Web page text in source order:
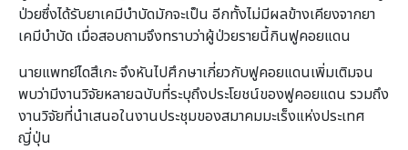
ป่วยซึ่งได้รับยาเคมีบำบัดมักจะเป็น อีกทั้งไม่มีผลข้างเคียงจากยา
เคมีบำบัด เมื่อสอบถามจึงทราบว่าผู้ป่วยรายนี้กินฟูคอยแดน
นายแพทย์ไดสึเกะ จึงหันไปศึกษาเกี่ยวกับฟูคอยแดนเพิ่มเติมจน
พบว่ามีงานวิจัยหลายฉบับที่ระบุถึงประโยชน์ของฟูคอยแดน รวมถึง
งานวิจัยที่นำเสนอในงานประชุมของสมาคมมะเร็งแห่งประเทศ
ญี่ปุ่น